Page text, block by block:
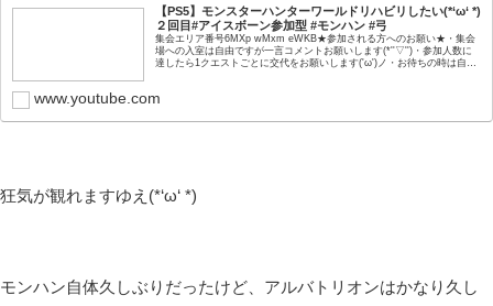
【PS5】モンスターハンターワールドリハビリしたい(*‘ω‘ *)
２回目#アイスボーン参加型 #モンハン #弓
集会エリア番号6MXp wMxm eWKB★参加される方へのお願い★・集会
場への入室は自由ですが一言コメントお願いします(*''▽'')・参加人数に
達したら1クエストごとに交代をお願いします('ω')ノ・お待ちの時は自由
www.youtube.com
狂気が観れますゆえ(*‘ω‘ *)
モンハン自体久しぶりだったけど、アルバトリオンはかなり久し